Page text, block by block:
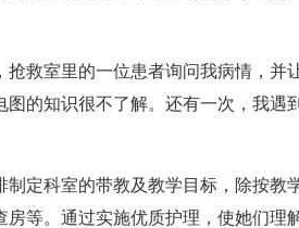
抢救室里的一位患者询问我病情，并
图的知识很不了解。还有一次，我遇
制定科室的带教及教学目标，除按教
房等。通过实施优质护理，使她们理